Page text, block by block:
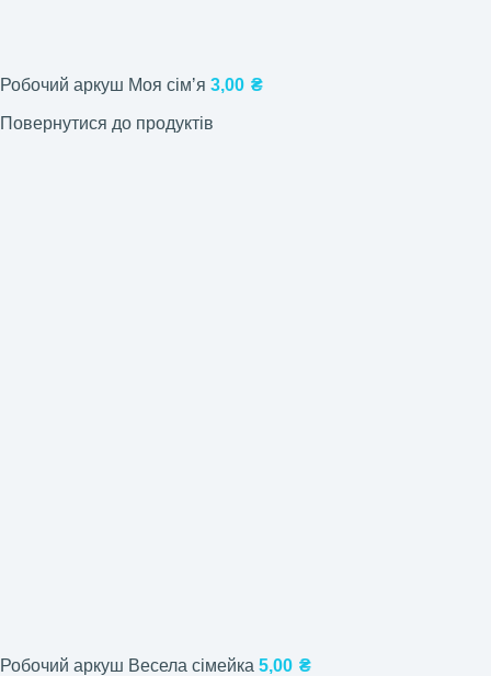
Робочий аркуш Моя сімʼя 3,00 ₴
Повернутися до продуктів
Робочий аркуш Весела сімейка 5,00 ₴